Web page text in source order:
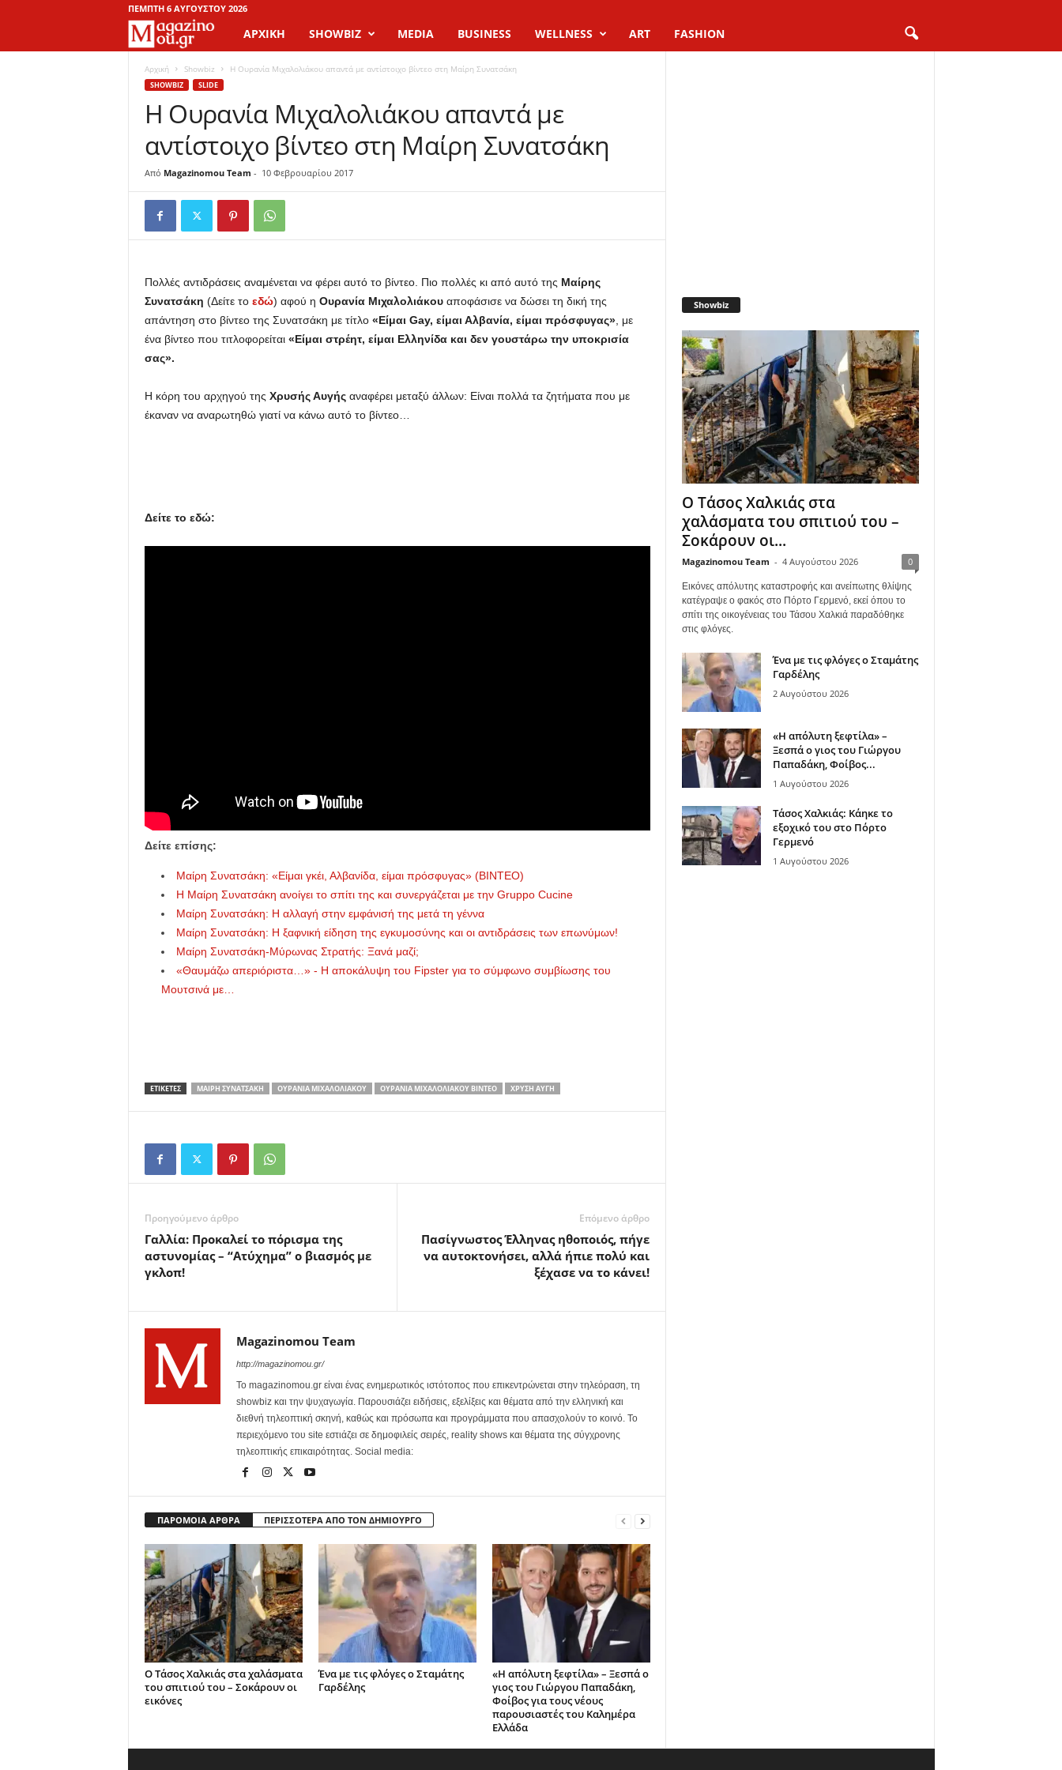
ΠΈΜΠΤΗ 6 ΑΥΓΟΎΣΤΟΥ 2026
a
z
n
o
ΑΡΧΙΚΉ SHOWBIZ MEDIA BUSINESS WELLNESS ART FASHION
Αρχική Showbiz Η Ουρανία Μιχαλολιάκου απαντά με αντίστοιχο βίντεο στη Μαίρη Συνατσάκη
SHOWBIZ SLIDE
Η Ουρανία Μιχαλολιάκου απαντά με
αντίστοιχο βίντεο στη Μαίρη Συνατσάκη
Από Magazinomou Team - 10 Φεβρουαρίου 2017
Πολλές αντιδράσεις αναμένεται να φέρει αυτό το βίντεο. Πιο πολλές κι από αυτό της Μαίρης
Συνατσάκη (Δείτε το εδώ) αφού η Ουρανία Μιχαλολιάκουαποφάσισε να δώσει τη δική της
απάντηση στο βίντεο της Συνατσάκη με τίτλο «Είμαι Gay, είμαι Αλβανία, είμαι πρόσφυγας», με
ένα βίντεο που τιτλοφορείται «Είμαι στρέητ, είμαι Ελληνίδα και δεν γουστάρω την υποκρισία
σας».
Η κόρη του αρχηγού της Χρυσής Αυγήςαναφέρει μεταξύ άλλων: Είναι πολλά τα ζητήματα που με
έκαναν να αναρωτηθώ γιατί να κάνω αυτό το βίντεο…
Δείτε το εδώ:
Δείτε επίσης:
Μαίρη Συνατσάκη: «Είμαι γκέι, Αλβανίδα, είμαι πρόσφυγας» (ΒΙΝΤΕΟ)
Η Μαίρη Συνατσάκη ανοίγει το σπίτι της και συνεργάζεται με την Gruppo Cucine
Μαίρη Συνατσάκη: Η αλλαγή στην εμφάνισή της μετά τη γέννα
Μαίρη Συνατσάκη: Η ξαφνική είδηση της εγκυμοσύνης και οι αντιδράσεις των επωνύμων!
Μαίρη Συνατσάκη-Μύρωνας Στρατής: Ξανά μαζί;
«Θαυμάζω απεριόριστα…» - Η αποκάλυψη του Fipster για το σύμφωνο συμβίωσης του
Μουτσινά με…
ΕΤΙΚΕΤΕΣ ΜΑΊΡΗ ΣΥΝΑΤΣΆΚΗ ΟΥΡΑΝΊΑ ΜΙΧΑΛΟΛΙΆΚΟΥ ΟΥΡΑΝΊΑ ΜΙΧΑΛΟΛΙΆΚΟΥ ΒΊΝΤΕΟ ΧΡΥΣΉ ΑΥΓΉ
Προηγούμενο άρθρο
Γαλλία: Προκαλεί το πόρισμα της
αστυνομίας – “Ατύχημα” ο βιασμός με
γκλοπ!
Επόμενο άρθρο
Πασίγνωστος Έλληνας ηθοποιός, πήγε
να αυτοκτονήσει, αλλά ήπιε πολύ και
ξέχασε να το κάνει!
Magazinomou Team
http://magazinomou.gr/
Το magazinomou.gr είναι ένας ενημερωτικός ιστότοπος που επικεντρώνεται στην τηλεόραση, τη
showbiz και την ψυχαγωγία. Παρουσιάζει ειδήσεις, εξελίξεις και θέματα από την ελληνική και
διεθνή τηλεοπτική σκηνή, καθώς και πρόσωπα και προγράμματα που απασχολούν το κοινό. Το
περιεχόμενο του site εστιάζει σε δημοφιλείς σειρές, reality shows και θέματα της σύγχρονης
τηλεοπτικής επικαιρότητας. Social media:
ΠΑΡΟΜΟΙΑ ΑΡΘΡΑ ΠΕΡΙΣΣΟΤΕΡΑ ΑΠΟ ΤΟΝ ΔΗΜΙΟΥΡΓΟ
Ο Τάσος Χαλκιάς στα χαλάσματα
του σπιτιού του – Σοκάρουν οι
εικόνες
Ένα με τις φλόγες ο Σταμάτης
Γαρδέλης
«Η απόλυτη ξεφτίλα» – Ξεσπά ο
γιος του Γιώργου Παπαδάκη,
Φοίβος για τους νέους
παρουσιαστές του Καλημέρα
Ελλάδα
Showbiz
Ο Τάσος Χαλκιάς στα
χαλάσματα του σπιτιού του –
Σοκάρουν οι...
Magazinomou Team - 4 Αυγούστου 2026 0
Εικόνες απόλυτης καταστροφής και ανείπωτης θλίψης
κατέγραψε ο φακός στο Πόρτο Γερμενό, εκεί όπου το
σπίτι της οικογένειας του Τάσου Χαλκιά παραδόθηκε
στις φλόγες.
Ένα με τις φλόγες ο Σταμάτης
Γαρδέλης
2 Αυγούστου 2026
«Η απόλυτη ξεφτίλα» –
Ξεσπά ο γιος του Γιώργου
Παπαδάκη, Φοίβος...
1 Αυγούστου 2026
Τάσος Χαλκιάς: Κάηκε το
εξοχικό του στο Πόρτο
Γερμενό
1 Αυγούστου 2026